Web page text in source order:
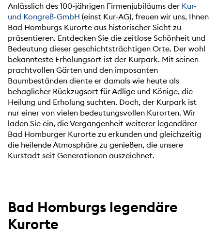
Anlässlich des 100-jährigen Firmenjubiläums der Kur-
und Kongreß-GmbH (einst Kur-AG), freuen wir uns, Ihnen
Bad Homburgs Kurorte aus historischer Sicht zu
präsentieren. Entdecken Sie die zeitlose Schönheit und
Bedeutung dieser geschichtsträchtigen Orte. Der wohl
bekannteste Erholungsort ist der Kurpark. Mit seinen
prachtvollen Gärten und den imposanten
Baumbeständen diente er damals wie heute als
behaglicher Rückzugsort für Adlige und Könige, die
Heilung und Erholung suchten. Doch, der Kurpark ist
nur einer von vielen bedeutungsvollen Kurorten. Wir
laden Sie ein, die Vergangenheit weiterer legendärer
Bad Homburger Kurorte zu erkunden und gleichzeitig
die heilende Atmosphäre zu genießen, die unsere
Kurstadt seit Generationen auszeichnet.
Bad Homburgs legendäre
Kurorte